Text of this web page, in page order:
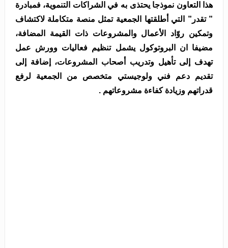
هذا التعاون نموذجا يحتذى به في الشراكات التنموية، فمبادرة
” تقدر” التي أطلقتها الجمعية تمثل منصة متكاملة لاكتشاف
وتمكين روّاد الأعمال والمشروعات ذات القيمة المضافة،
مضيفا ان البروتوكول يشمل تنظيم فعاليات وورش عمل
تهدف إلى تأهيل وتدريب أصحاب المشروعات، إضافة إلى
تقديم دعم فني ولوجيستي متخصص من الجمعية لرفع
قدراتهم وزيادة كفاءة مشروعاتهم .